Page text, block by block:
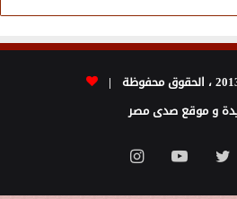
و موقع صدى مصر
تويتر يوتيوبانستقرام